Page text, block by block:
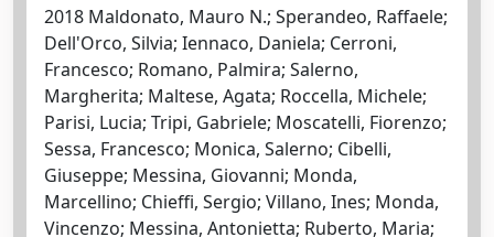
2018 Maldonato, Mauro N.; Sperandeo, Raffaele;
Dell'Orco, Silvia; Iennaco, Daniela; Cerroni,
Francesco; Romano, Palmira; Salerno,
Margherita; Maltese, Agata; Roccella, Michele;
Parisi, Lucia; Tripi, Gabriele; Moscatelli, Fiorenzo;
Sessa, Francesco; Monica, Salerno; Cibelli,
Giuseppe; Messina, Giovanni; Monda,
Marcellino; Chieffi, Sergio; Villano, Ines; Monda,
Vincenzo; Messina, Antonietta; Ruberto, Maria;